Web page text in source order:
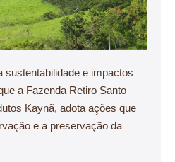
sustentabilidade e impactos
a Fazenda Retiro Santo
Kaynã, adota ações que
e a preservação da